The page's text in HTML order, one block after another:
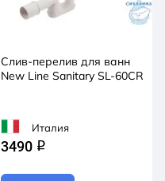
Слив-перелив для ванн
New Line Sanitary SL-60CR
Италия
3490 q